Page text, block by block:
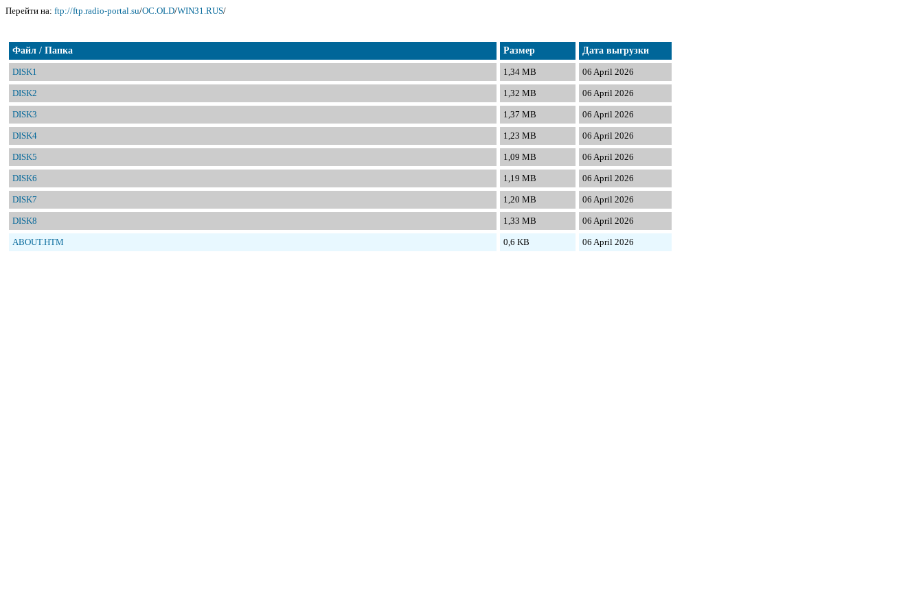
Перейти на: ftp://ftp.radio-portal.su/OC.OLD/WIN31.RUS/
Файл / Папка Размер Дата выгрузки
DISK1 1,34 MB 06 April 2026
DISK2 1,32 MB 06 April 2026
DISK3 1,37 MB 06 April 2026
DISK4 1,23 MB 06 April 2026
DISK5 1,09 MB 06 April 2026
DISK6 1,19 MB 06 April 2026
DISK7 1,20 MB 06 April 2026
DISK8 1,33 MB 06 April 2026
ABOUT.HTM 0,6 KB 06 April 2026